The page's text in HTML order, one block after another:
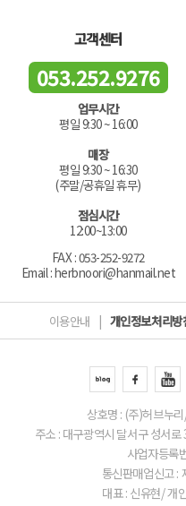
고객센터
053.252.9276
업무시간
평일 9:30 ~ 16:00
매장
평일 9:30 ~ 16:30
(주말/공휴일 휴무)
점심시간
12:00~13:00
FAX : 053-252-9272
Email : herbnoori@hanmail.net
이용안내 | 개인정보처리방
상호명 : (주)허브누
주소 : 대구광역시 달서구 성서
사업자등록
통신판매업신고 :
대표 : 신유현/ 개